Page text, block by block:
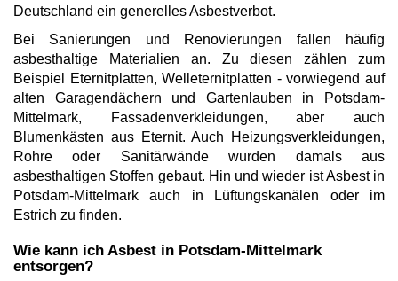
Deutschland ein generelles Asbestverbot.
Bei Sanierungen und Renovierungen fallen häufig
asbesthaltige Materialien an. Zu diesen zählen zum
Beispiel Eternitplatten, Welleternitplatten - vorwiegend auf
alten Garagendächern und Gartenlauben in Potsdam-
Mittelmark, Fassadenverkleidungen, aber auch
Blumenkästen aus Eternit. Auch Heizungsverkleidungen,
Rohre oder Sanitärwände wurden damals aus
asbesthaltigen Stoffen gebaut. Hin und wieder ist Asbest in
Potsdam-Mittelmark auch in Lüftungskanälen oder im
Estrich zu finden.
Wie kann ich Asbest in Potsdam-Mittelmark
entsorgen?